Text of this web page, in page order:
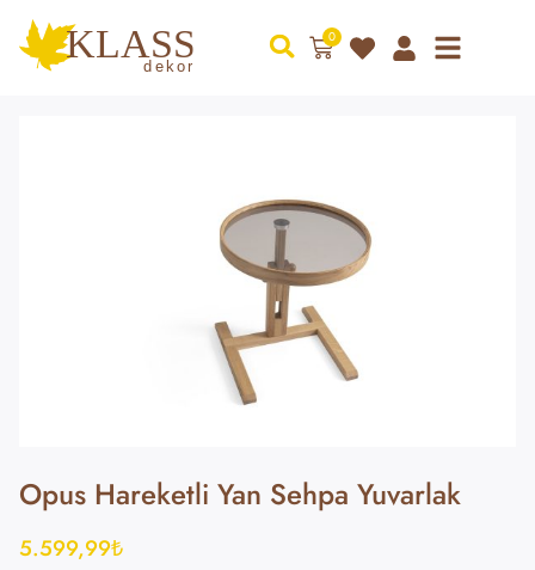
0
Opus Hareketli Yan Sehpa Yuvarlak
5.599,99₺